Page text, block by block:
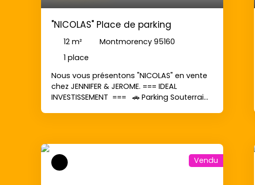
"NICOLAS" Place de parking
12 m²
Montmorency 95160
1 place
Nous vous présentons "NICOLAS" en vente
chez JENNIFER & JEROME. === IDEAL
INVESTISSEMENT === 🚗 Parking Souterrain
🌟 Un Havre de Paix pour Votre Véhicule
Imaginez un
Vendu